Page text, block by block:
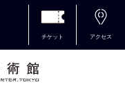
チケット アクセス